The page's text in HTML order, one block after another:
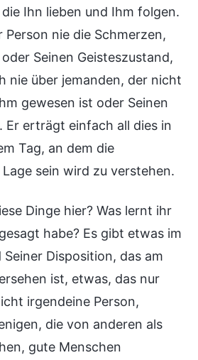
Ihn lieben und Ihm folgen.
Person nie die Schmerzen,
Seinen Geisteszustand,
nie über jemanden, der nicht
gewesen ist oder Seinen
Er erträgt einfach all dies in
Tag, an dem die
sein wird zu verstehen.
Dinge hier? Was lernt ihr
habe? Es gibt etwas im
Disposition, das am
ist, etwas, das nur
irgendeine Person,
die von anderen als
gute Menschen